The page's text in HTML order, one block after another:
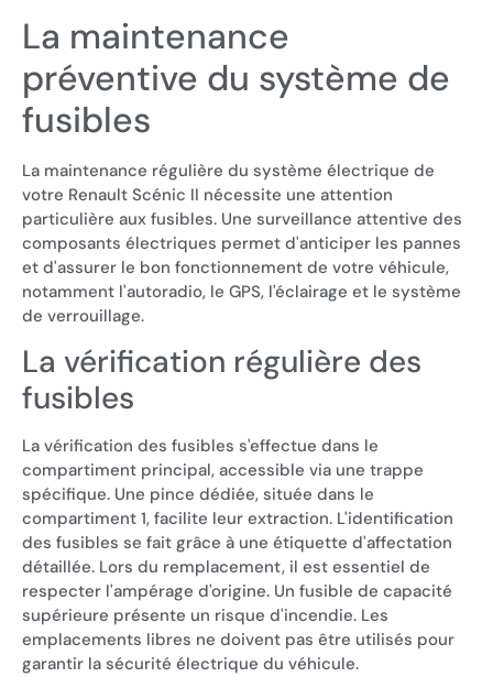
La maintenance
préventive du système de
fusibles
La maintenance régulière du système électrique de
votre Renault Scénic II nécessite une attention
particulière aux fusibles. Une surveillance attentive des
composants électriques permet d'anticiper les pannes
et d'assurer le bon fonctionnement de votre véhicule,
notamment l'autoradio, le GPS, l'éclairage et le système
de verrouillage.
La vérification régulière des
fusibles
La vérification des fusibles s'effectue dans le
compartiment principal, accessible via une trappe
spécifique. Une pince dédiée, située dans le
compartiment 1, facilite leur extraction. L'identification
des fusibles se fait grâce à une étiquette d'affectation
détaillée. Lors du remplacement, il est essentiel de
respecter l'ampérage d'origine. Un fusible de capacité
supérieure présente un risque d'incendie. Les
emplacements libres ne doivent pas être utilisés pour
garantir la sécurité électrique du véhicule.